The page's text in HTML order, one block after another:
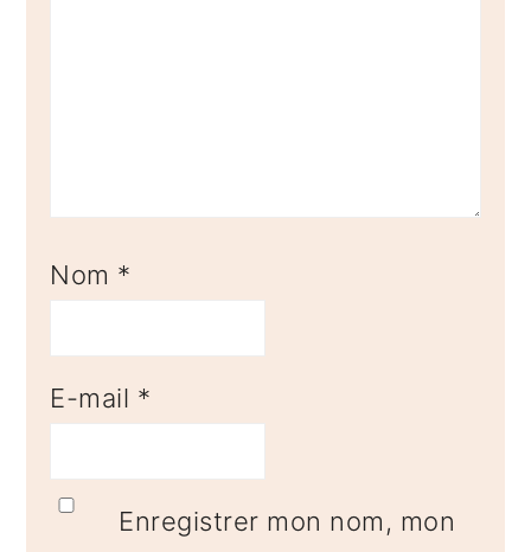
Nom *
E-mail *
Enregistrer mon nom, mon